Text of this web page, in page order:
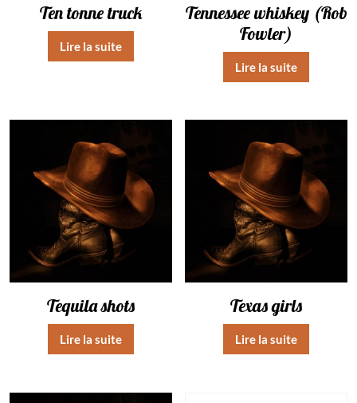
Ten tonne truck
Lire la suite
Tennessee whiskey (Rob
Fowler)
Lire la suite
Tequila shots
Lire la suite
Texas girls
Lire la suite